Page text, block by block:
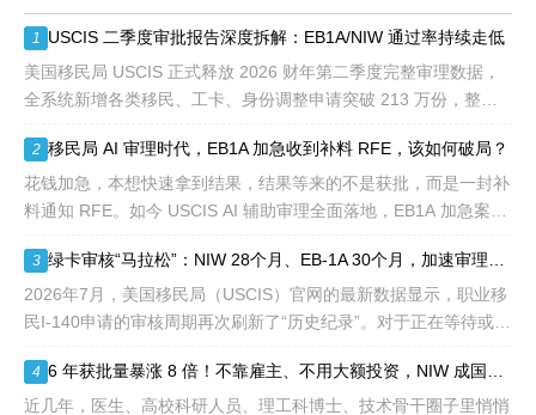
28.6%，即大约4万个移民
签证，都会用于满足"优
先"移民类别的申请。EB1A
不需要雇主支持、不用办理
等的限制，所以也愈来愈受
到中国杰出人才的青睐。
1
USCIS 二季度审批报告深度拆解：EB1A/NIW 通过率持续走低
美国移民局 USCIS 正式释放 2026 财年第二季度完整审理数据，
全系统新增各类移民、工卡、身份调整申请突破 213 万份，整体
2 移民局 AI 审理时代，EB1A 加急收到补料 RFE，该如何破局？
花钱加急，本想快速拿到结果，结果等来的不是获批，而是一封补
料通知 RFE。如今 USCIS AI 辅助审理全面落地，EB1A 加急案件
3
2026年7月，美国移民局（USCIS）官网的最新数据显示，职业移
民I-140申请的审核周期再次刷新了“历史纪录”。对于正在等待或计
说，这
4
近几年，医生、高校科研人员、理工科博士、技术骨干圈子里悄悄